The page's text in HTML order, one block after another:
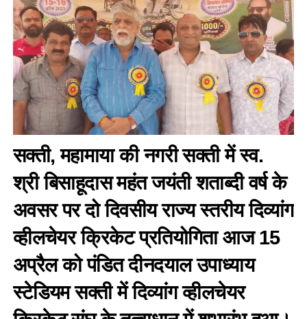
सक्ती, महामाया की नगरी सक्ती में स्व.
श्री बिसाहूदास महंत जयंती शताब्दी वर्ष के
अवसर पर दो दिवसीय राज्य स्तरीय दिव्यांग
व्हीलचेयर क्रिकेट प्रतियोगिता आज 15
अप्रैल को पंडित दीनदयाल उपाध्याय
स्टेडियम सक्ती में दिव्यांग व्हीलचेयर